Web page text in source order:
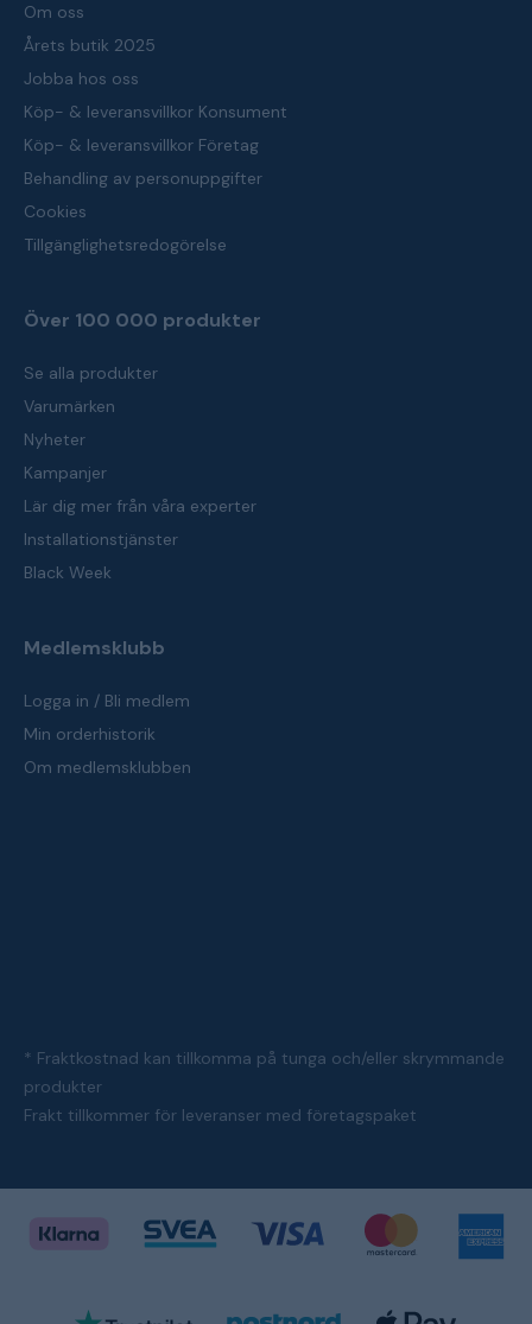
Om oss
Årets butik 2025
Jobba hos oss
Köp- & leveransvillkor Konsument
Köp- & leveransvillkor Företag
Behandling av personuppgifter
Cookies
Tillgänglighetsredogörelse
Över 100 000 produkter
Se alla produkter
Varumärken
Nyheter
Kampanjer
Lär dig mer från våra experter
Installationstjänster
Black Week
Medlemsklubb
Logga in / Bli medlem
Min orderhistorik
Om medlemsklubben
* Fraktkostnad kan tillkomma på tunga och/eller skrymmande
produkter
Frakt tillkommer för leveranser med företagspaket